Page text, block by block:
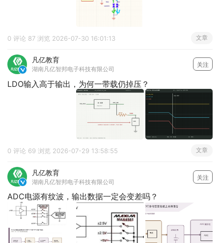
0 评论 87 浏览 2026-07-30 16:01:13 文章

凡亿教育
湖南凡亿智邦电子科技有限公司
关注
LDO输入高于输出，为何一带载仍掉压？
0 评论 69 浏览 2026-07-29 13:58:55 文章

凡亿教育
湖南凡亿智邦电子科技有限公司
关注
ADC电源有纹波，输出数据一定会变差吗？